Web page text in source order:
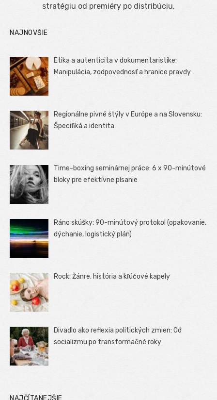
stratégiu od premiéry po distribúciu.
NAJNOVŠIE
Etika a autenticita v dokumentaristike:
Manipulácia, zodpovednosť a hranice pravdy
Regionálne pivné štýly v Európe a na Slovensku:
Špecifiká a identita
Time-boxing seminárnej práce: 6 x 90-minútové
bloky pre efektívne písanie
Ráno skúšky: 90-minútový protokol (opakovanie,
dýchanie, logistický plán)
Rock: Žánre, história a kľúčové kapely
Divadlo ako reflexia politických zmien: Od
socializmu po transformačné roky